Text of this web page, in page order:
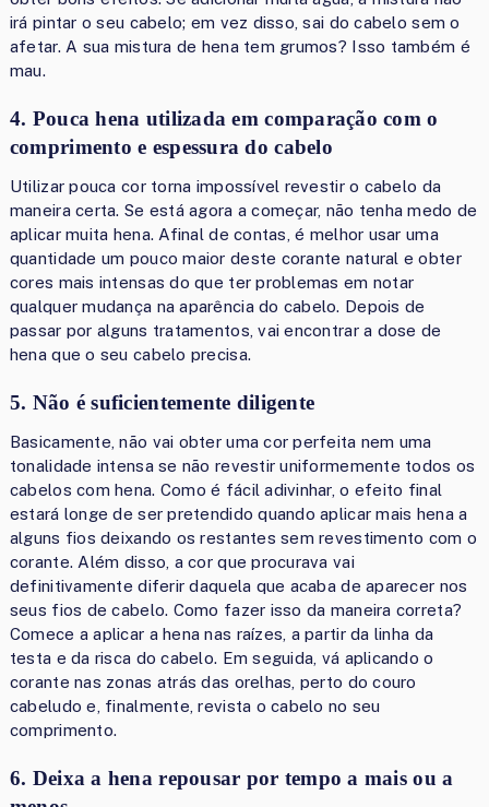
irá pintar o seu cabelo; em vez disso, sai do cabelo sem o
afetar. A sua mistura de hena tem grumos? Isso também é
mau.
4. Pouca hena utilizada em comparação com o
comprimento e espessura do cabelo
Utilizar pouca cor torna impossível revestir o cabelo da
maneira certa. Se está agora a começar, não tenha medo de
aplicar muita hena. Afinal de contas, é melhor usar uma
quantidade um pouco maior deste corante natural e obter
cores mais intensas do que ter problemas em notar
qualquer mudança na aparência do cabelo. Depois de
passar por alguns tratamentos, vai encontrar a dose de
hena que o seu cabelo precisa.
5. Não é suficientemente diligente
Basicamente, não vai obter uma cor perfeita nem uma
tonalidade intensa se não revestir uniformemente todos os
cabelos com hena. Como é fácil adivinhar, o efeito final
estará longe de ser pretendido quando aplicar mais hena a
alguns fios deixando os restantes sem revestimento com o
corante. Além disso, a cor que procurava vai
definitivamente diferir daquela que acaba de aparecer nos
seus fios de cabelo. Como fazer isso da maneira correta?
Comece a aplicar a hena nas raízes, a partir da linha da
testa e da risca do cabelo. Em seguida, vá aplicando o
corante nas zonas atrás das orelhas, perto do couro
cabeludo e, finalmente, revista o cabelo no seu
comprimento.
6. Deixa a hena repousar por tempo a mais ou a